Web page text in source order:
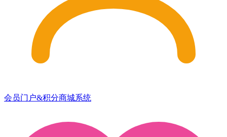
会员门户&积分商城系统